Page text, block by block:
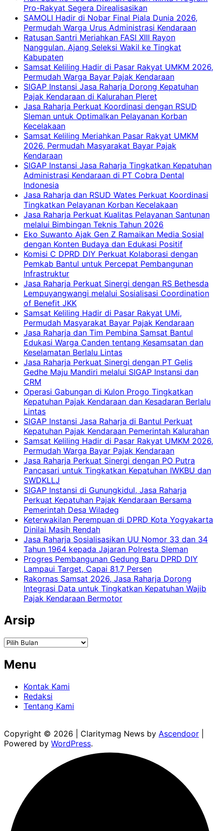
Pro-Rakyat Segera Direalisasikan
SAMOLI Hadir di Nobar Final Piala Dunia 2026,
Permudah Warga Urus Administrasi Kendaraan
Ratusan Santri Meriahkan FASI XIII Rayon
Nanggulan, Ajang Seleksi Wakil ke Tingkat
Kabupaten
Samsat Keliling Hadir di Pasar Rakyat UMKM 2026,
Permudah Warga Bayar Pajak Kendaraan
SIGAP Instansi Jasa Raharja Dorong Kepatuhan
Pajak Kendaraan di Kalurahan Pleret
Jasa Raharja Perkuat Koordinasi dengan RSUD
Sleman untuk Optimalkan Pelayanan Korban
Kecelakaan
Samsat Keliling Meriahkan Pasar Rakyat UMKM
2026, Permudah Masyarakat Bayar Pajak
Kendaraan
SIGAP Instansi Jasa Raharja Tingkatkan Kepatuhan
Administrasi Kendaraan di PT Cobra Dental
Indonesia
Jasa Raharja dan RSUD Wates Perkuat Koordinasi
Tingkatkan Pelayanan Korban Kecelakaan
Jasa Raharja Perkuat Kualitas Pelayanan Santunan
melalui Bimbingan Teknis Tahun 2026
Eko Suwanto Ajak Gen Z Ramaikan Media Sosial
dengan Konten Budaya dan Edukasi Positif
Komisi C DPRD DIY Perkuat Kolaborasi dengan
Pemkab Bantul untuk Percepat Pembangunan
Infrastruktur
Jasa Raharja Perkuat Sinergi dengan RS Bethesda
Lempuyangwangi melalui Sosialisasi Coordination
of Benefit JKK
Samsat Keliling Hadir di Pasar Rakyat UMi,
Permudah Masyarakat Bayar Pajak Kendaraan
Jasa Raharja dan Tim Pembina Samsat Bantul
Edukasi Warga Canden tentang Kesamsatan dan
Keselamatan Berlalu Lintas
Jasa Raharja Perkuat Sinergi dengan PT Gelis
Gedhe Maju Mandiri melalui SIGAP Instansi dan
CRM
Operasi Gabungan di Kulon Progo Tingkatkan
Kepatuhan Pajak Kendaraan dan Kesadaran Berlalu
Lintas
SIGAP Instansi Jasa Raharja di Bantul Perkuat
Kepatuhan Pajak Kendaraan Pemerintah Kalurahan
Samsat Keliling Hadir di Pasar Rakyat UMKM 2026,
Permudah Warga Bayar Pajak Kendaraan
Jasa Raharja Perkuat Sinergi dengan PO Putra
Pancasari untuk Tingkatkan Kepatuhan IWKBU dan
SWDKLLJ
SIGAP Instansi di Gunungkidul, Jasa Raharja
Perkuat Kepatuhan Pajak Kendaraan Bersama
Pemerintah Desa Wiladeg
Keterwakilan Perempuan di DPRD Kota Yogyakarta
Dinilai Masih Rendah
Jasa Raharja Sosialisasikan UU Nomor 33 dan 34
Tahun 1964 kepada Jajaran Polresta Sleman
Progres Pembangunan Gedung Baru DPRD DIY
Lampaui Target, Capai 81,7 Persen
Rakornas Samsat 2026, Jasa Raharja Dorong
Integrasi Data untuk Tingkatkan Kepatuhan Wajib
Pajak Kendaraan Bermotor
Arsip
Arsip
Menu
Kontak Kami
Redaksi
Tentang Kami
Copyright © 2026 | Claritymag News by Ascendoor
Powered by WordPress.